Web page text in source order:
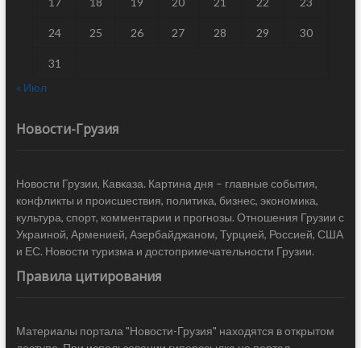
24 25 26 27 28 29 30
31
« Июл
Новости-Грузия
Новости Грузии, Кавказа. Картина дня – главные события,
конфликты и происшествия, политика, бизнес, экономика,
культура, спорт, комментарии и прогнозы. Отношения Грузии с
Украиной, Арменией, Азербайджаном, Турцией, Россией, США
и ЕС. Новости туризма и достопримечательности Грузии.
Правила цитирования
Материалы портала "Новости-Грузия" находятся в открытом